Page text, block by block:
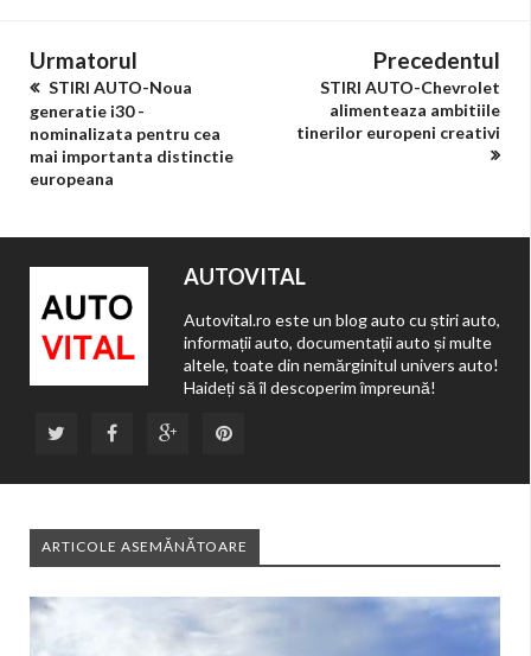
Urmatorul
STIRI AUTO-Noua
generatie i30 -
nominalizata pentru cea
mai importanta distinctie
europeana
Precedentul
STIRI AUTO-Chevrolet
alimenteaza ambitiile
tinerilor europeni creativi
AUTOVITAL
Autovital.ro este un blog auto cu știri auto,
informații auto, documentații auto și multe
altele, toate din nemărginitul univers auto!
Haideți să îl descoperim împreună!
ARTICOLE ASEMĂNĂTOARE